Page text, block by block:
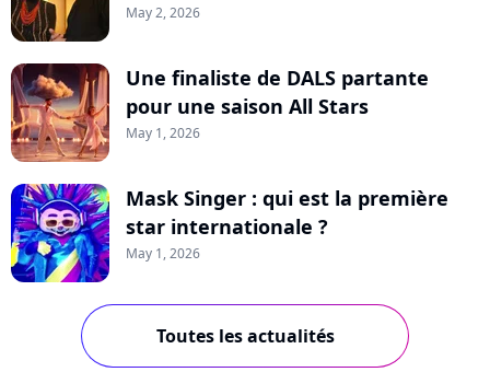
May 2, 2026
Une finaliste de DALS partante
pour une saison All Stars
May 1, 2026
Mask Singer : qui est la première
star internationale ?
May 1, 2026
Toutes les actualités